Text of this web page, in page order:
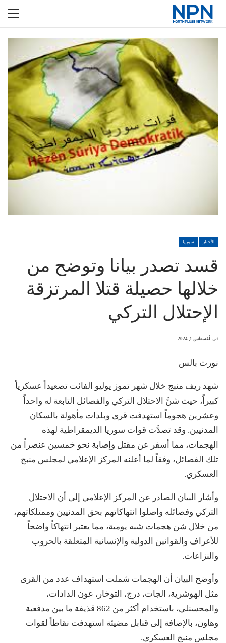
الأخبار سوريا
قسد تصدر بيانا وتوضح من
خلالها حصيلة قتلا المرتزقة
الإحتلال التركي
في أغسطس 1, 2024
نورث بالس
شهد ريف منبج خلال شهر تموز يوليو الفائت تصعيداً عسكرياً
كبيراً، حيث شنَّ الاحتلال التركي والفصائل التابعة له واحداً
وعشرين هجوماً استهدفت قرى وبلدات مأهولة بالسكان
المدنيين. وقد تصدَّت قوات سوريا الديمقراطية لهذه
الهجمات، مما أسفر عن مقتل وإصابة نحو خمسين عنصراً من
تلك الفصائل، وفقاً لما أعلنه المركز الإعلامي لمجلس منبج
العسكري.
وأشار البيان الصادر عن المركز الإعلامي إلى أن الاحتلال
التركي وفصائله واصلوا انتهاكاتهم بحق المدنيين وممتلكاتهم،
من خلال شن هجمات شبه يومية، مما يعتبر انتهاكاً واضحاً
للأعراف والقوانين الدولية والإنسانية المتعلقة بالحروب
والنزاعات.
وأوضح البيان أن الهجمات شملت استهداف عدد من القرى
مثل الهوشرية، الجات، درج، التوخار، عون الدادات،
والمحسنلي، باستخدام أكثر من 862 قذيفة ما بين مدفعية
وهاون، بالإضافة إلى قنابل مضيئة استهدفت نقاطاً لقوات
مجلس منبج العسكري.